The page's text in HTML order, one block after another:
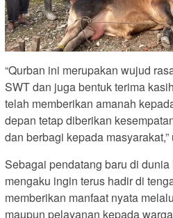
“Qurban ini merupakan wujud
SWT dan juga bentuk terima
telah memberikan amanah
depan tetap diberikan
dan berbagi kepada masyarakat,”
Sebagai pendatang baru di
mengaku ingin terus hadir di
memberikan manfaat nyata
maupun pelayanan kepada